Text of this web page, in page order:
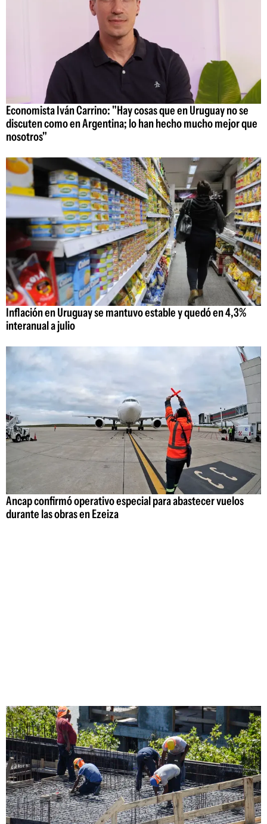
Economista Iván Carrino: "Hay cosas que en Uruguay no se
discuten como en Argentina; lo han hecho mucho mejor que
nosotros"
Inflación en Uruguay se mantuvo estable y quedó en 4,3%
interanual a julio
Ancap confirmó operativo especial para abastecer vuelos
durante las obras en Ezeiza